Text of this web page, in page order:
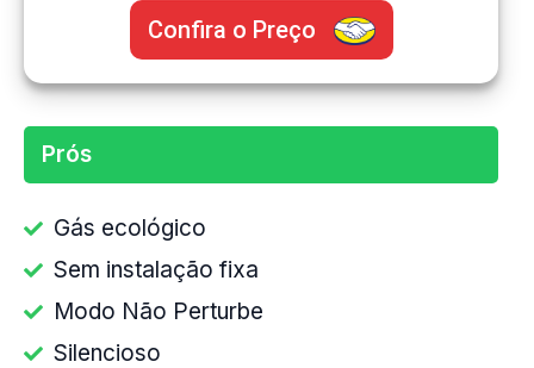
Confira o Preço
Prós
Gás ecológico
Sem instalação fixa
Modo Não Perturbe
Silencioso